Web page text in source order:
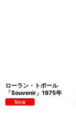
ローラン・トポール
「Souvenir」1975年